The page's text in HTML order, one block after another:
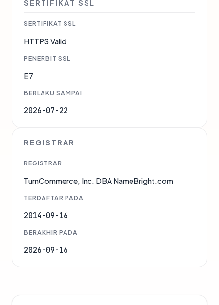
SERTIFIKAT SSL
SERTIFIKAT SSL
HTTPS Valid
PENERBIT SSL
E7
BERLAKU SAMPAI
2026-07-22
REGISTRAR
REGISTRAR
TurnCommerce, Inc. DBA NameBright.com
TERDAFTAR PADA
2014-09-16
BERAKHIR PADA
2026-09-16